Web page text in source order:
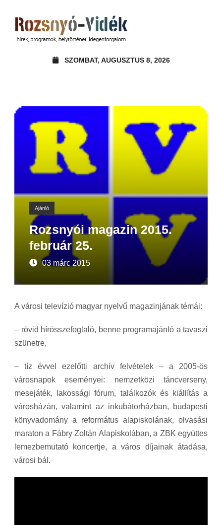
SZOMBAT, AUGUSZTUS 8, 2026
Ajánló
Rozsnyói magazin 2015.
február 25.
03 márc 2015
A városi televízió magyar nyelvű magazinjának témái:
– rövid hírösszefoglaló, benne programajánló a tavaszi
szünetre,
– tíz évvel ezelőtti archív felvételek – a 2005-ös
városnapok eseményei: nemzetközi táncverseny,
mesejáték, lakossági fórum, találkozók és kiállítás a
városházán, valamint az inkubátorházban, budapesti
könyvadomány a református alapiskolának, olvasási
maraton a Fábry Zoltán Alapiskolában, a ZBK együttes
lemezbemutató koncertje, a város díjainak átadása,
városi bál.